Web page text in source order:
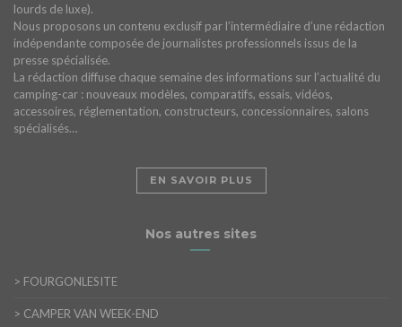
lourds de luxe).
Nous proposons un contenu exclusif par l’intermédiaire d’une rédaction
indépendante composée de journalistes professionnels issus de la
presse spécialisée.
La rédaction diffuse chaque semaine des informations sur l’actualité du
camping-car : nouveaux modèles, comparatifs, essais, vidéos,
accessoires, réglementation, constructeurs, concessionnaires, salons
spécialisés…
EN SAVOIR PLUS
Nos autres sites
> FOURGONLESITE
> CAMPER VAN WEEK-END